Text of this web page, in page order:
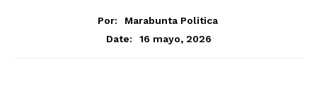
Por:
Marabunta Politica
Date:
16 mayo, 2026